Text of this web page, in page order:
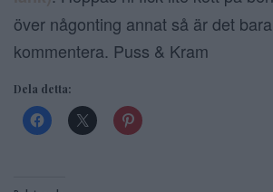
över någonting annat så är det
kommentera. Puss & Kram
Dela detta: